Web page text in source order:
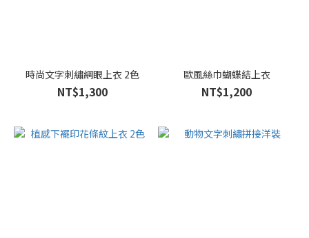
時尚文字刺繡網眼上衣 2色
NT$1,300
歐風絲巾蝴蝶結上衣
NT$1,200